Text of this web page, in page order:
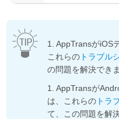
1. AppTransがiOS
これらの トラブル
の問題を解決できま
1. AppTransが
は、これらの トラ
て、この問題を解